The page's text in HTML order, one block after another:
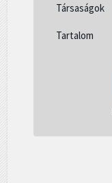
Társaságok
Tartalom